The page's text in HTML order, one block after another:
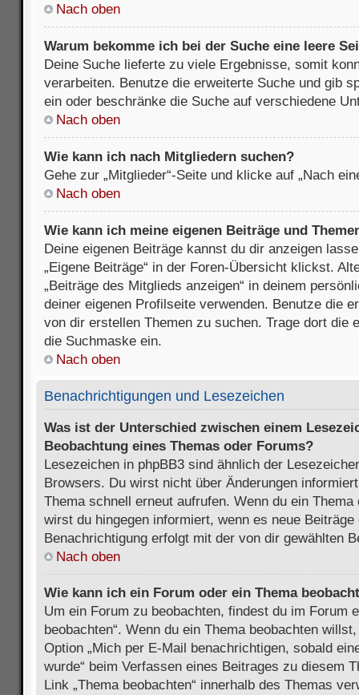
Nach oben
Warum bekomme ich bei der Suche eine leere
Deine Suche lieferte zu viele Ergebnisse, somit
verarbeiten. Benutze die erweiterte Suche und gib
ein oder beschränke die Suche auf verschiedene
Nach oben
Wie kann ich nach Mitgliedern suchen?
Gehe zur „Mitglieder“-Seite und klicke auf „Nach
Nach oben
Wie kann ich meine eigenen Beiträge und
Deine eigenen Beiträge kannst du dir anzeigen
„Eigene Beiträge“ in der Foren-Übersicht klickst.
„Beiträge des Mitglieds anzeigen“ in deinem
deiner eigenen Profilseite verwenden. Benutze die
von dir erstellen Themen zu suchen. Trage dort die
die Suchmaske ein.
Nach oben
Benachrichtigungen und Lesezeichen
Was ist der Unterschied zwischen einem
Beobachtung eines Themas oder Forums?
Lesezeichen in phpBB3 sind ähnlich der
Browsers. Du wirst nicht über Änderungen
Thema schnell erneut aufrufen. Wenn du ein
wirst du hingegen informiert, wenn es neue
Benachrichtigung erfolgt mit der von dir gewählten
Nach oben
Wie kann ich ein Forum oder ein Thema
Um ein Forum zu beobachten, findest du im Forum
beobachten“. Wenn du ein Thema beobachten
Option „Mich per E-Mail benachrichtigen, sobald
wurde“ beim Verfassen eines Beitrages zu diesem
Link „Thema beobachten“ innerhalb des Themas